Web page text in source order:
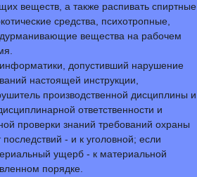
веществ, а также распивать спиртные
средства, психотропные,
вещества на рабочем
допустивший нарушение
настоящей инструкции,
производственной дисциплины и
ответственности и
проверки знаний требований охраны
- и к уголовной; если
ущерб - к материальной
порядке.